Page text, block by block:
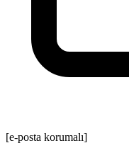
[e-posta korumalı]